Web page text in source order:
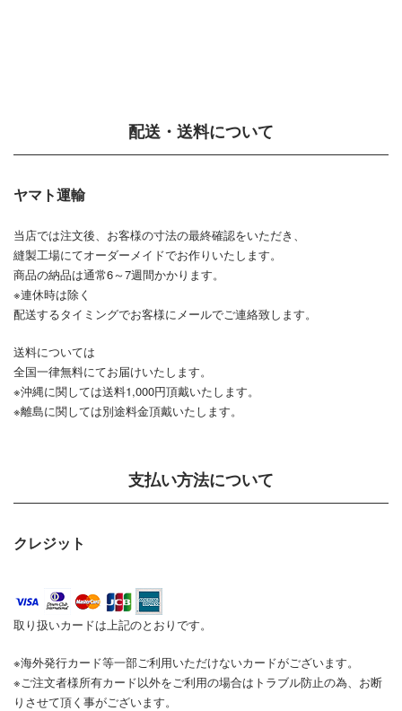
配送・送料について
ヤマト運輸
当店では注文後、お客様の寸法の最終確認をいただき、
縫製工場にてオーダーメイドでお作りいたします。
商品の納品は通常6～7週間かかります。
※連休時は除く
配送するタイミングでお客様にメールでご連絡致します。
送料については
全国一律無料にてお届けいたします。
※沖縄に関しては送料1,000円頂戴いたします。
※離島に関しては別途料金頂戴いたします。
支払い方法について
クレジット
取り扱いカードは上記のとおりです。
※海外発行カード等一部ご利用いただけないカードがございます。
※ご注文者様所有カード以外をご利用の場合はトラブル防止の為、お断
りさせて頂く事がございます。